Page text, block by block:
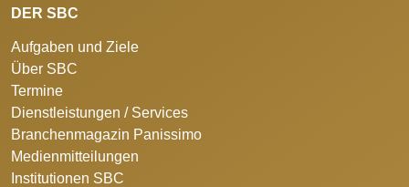
DER SBC
Aufgaben und Ziele
Über SBC
Termine
Dienstleistungen / Services
Branchenmagazin Panissimo
Medienmitteilungen
Institutionen SBC